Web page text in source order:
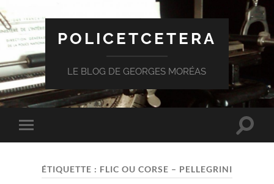
POLICETCETERA
LE BLOG DE GEORGES MORÉAS
Toggle
mobile
Toggle
ÉTIQUETTE : FLIC OU CORSE – PELLEGRINI